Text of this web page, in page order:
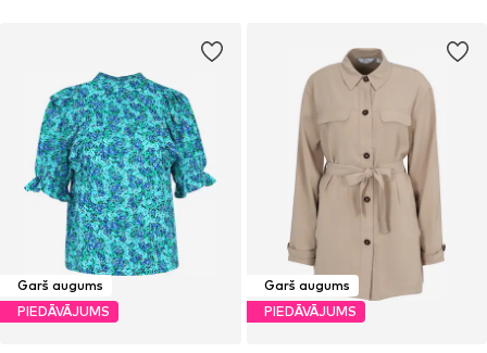
Garš augums
PIEDĀVĀJUMS
Garš augums
PIEDĀVĀJUMS